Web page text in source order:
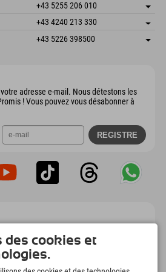
Réservation
Enregistrer l'adresse
Informations d'arrivée
Réservation
+43 5255 206 010
Enregistrer l'adresse
Réservation
+43 4240 213 330
Enregistrer l'adresse
Informations d'arrivée
+43 5226 398500
adresse e-mail. Nous détestons les
! Vous pouvez vous désabonner à
de vos
à faire, aperçu
encore.
!
des cookies et